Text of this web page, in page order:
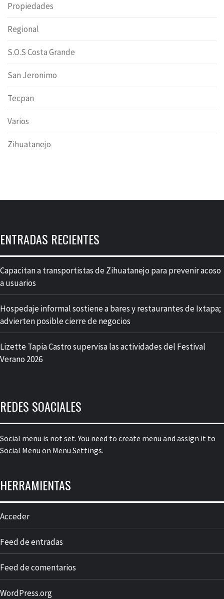
Propiedades
Regional
S.O.S Costa Grande
San Jeronimo
Tecpan
Varios
Zihuatanejo
ENTRADAS RECIENTES
Capacitan a transportistas de Zihuatanejo para prevenir acoso
a usuarios
Hospedaje informal sostiene a bares y restaurantes de Ixtapa;
advierten posible cierre de negocios
Lizette Tapia Castro supervisa las actividades del Festival
Verano 2026
REDES SOACIALES
Social menu is not set. You need to create menu and assign it to
Social Menu on Menu Settings.
HERRAMIENTAS
Acceder
Feed de entradas
Feed de comentarios
WordPress.org